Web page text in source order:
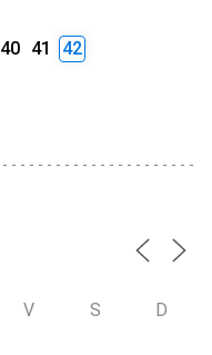
40 41 42
V S D